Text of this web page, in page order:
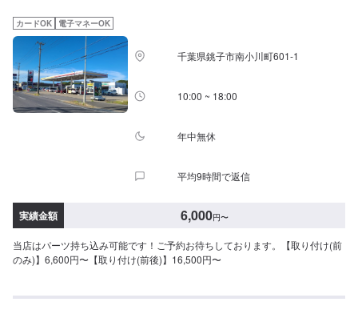
い。ご購入希望の方▶️オファーにて車種情報をお送りください。
カードOK 電子マネーOK
千葉県銚子市南小川町601-1
10:00 ~ 18:00
年中無休
平均9時間で返信
実績金額 6,000円〜
当店はパーツ持ち込み可能です！ご予約お待ちしております。【取り付け(前
のみ)】6,600円〜【取り付け(前後)】16,500円〜